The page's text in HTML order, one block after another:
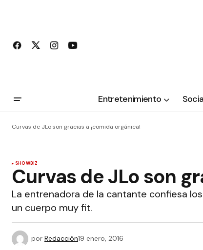
Entretenimiento
Curvas de JLo son gracias a ¡comida orgánica!
SHOWBIZ
Curvas de JLo son
La entrenadora de la cantante confiesa
un cuerpo muy fit.
por Redacción19 enero, 2016